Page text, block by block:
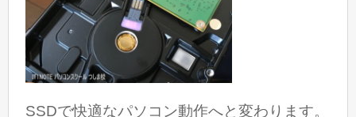
SSDで快適なパソコン動作へと変わります。